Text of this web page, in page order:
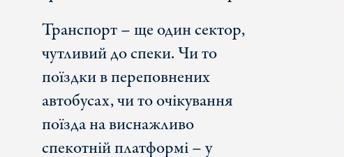
Транспорт – ще один сектор,
чутливий до спеки. Чи то
поїздки в переповнених
автобусах, чи то очікування
поїзда на виснажливо
спекотній платформі – у